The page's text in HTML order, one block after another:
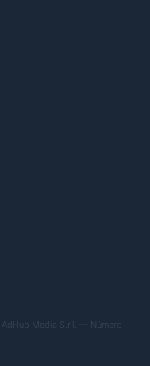
Media S.r.l. — Número